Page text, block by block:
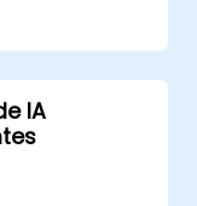
borde.
de IA
de los
y de
IA